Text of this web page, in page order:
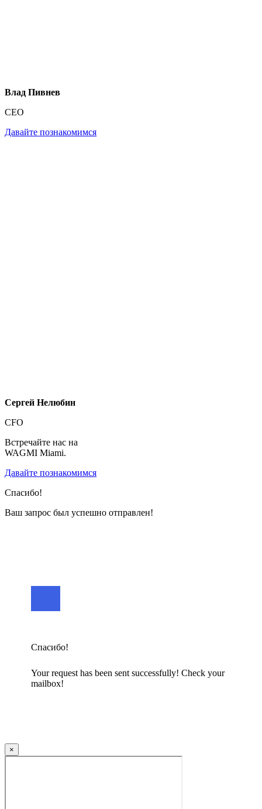
Влад Пивнев
CEO
Давайте познакомимся
Сергей Нелюбин
CFO
Встречайте нас на
WAGMI Miami.
Давайте познакомимся
Спасибо!
Ваш запрос был успешно отправлен!
Спасибо!
Your request has been sent successfully! Check your
mailbox!
×